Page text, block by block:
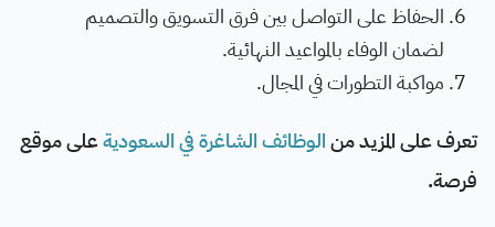
الحفاظ على التواصل بين فرق التسويق والتصميم
لضمان الوفاء بالمواعيد النهائية.
مواكبة التطورات في المجال.
تعرف على المزيد منالوظائف الشاغرة في السعوديةعلى موقع
فرصة.